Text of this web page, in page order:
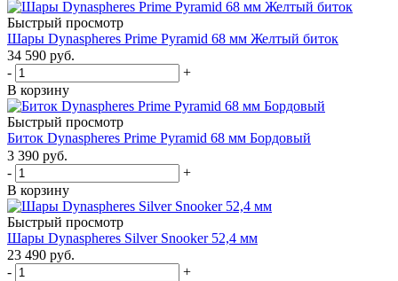
Быстрый просмотр
Шары Dynaspheres Prime Pyramid 68 мм Желтый биток
34 590 руб.
-
+
В корзину
Быстрый просмотр
Биток Dynaspheres Prime Pyramid 68 мм Бордовый
3 390 руб.
-
+
В корзину
Быстрый просмотр
Шары Dynaspheres Silver Snooker 52,4 мм
23 490 руб.
-
+